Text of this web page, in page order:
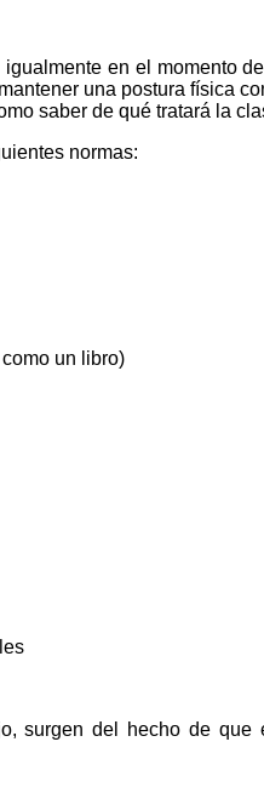
en el momento
una postura física
saber de qué tratará la
normas:
un libro)
surgen del hecho de